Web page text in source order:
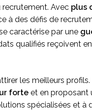
recrutement. Avec plus
à des défis de
caractérise par une
qualifiés reçoivent en
les meilleurs profils.
forte et en proposant
spécialisées et à